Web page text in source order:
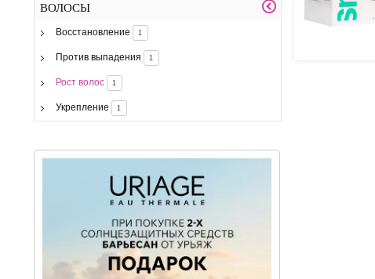
ВОЛОСЫ
Восстановление 1
Против выпадения 1
Рост волос 1
Укрепление 1